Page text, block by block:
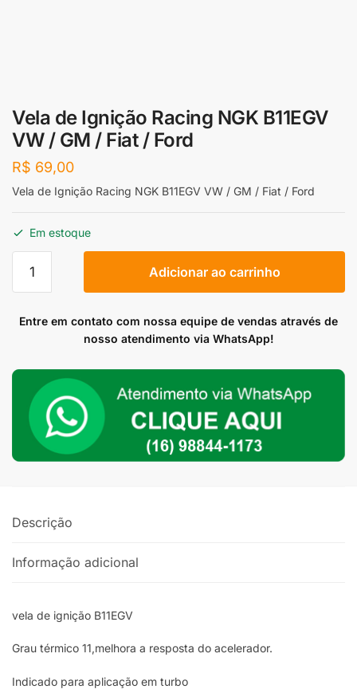
Vela de Ignição Racing NGK B11EGV
VW / GM / Fiat / Ford
R$ 69,00
Vela de Ignição Racing NGK B11EGV VW / GM / Fiat / Ford
Em estoque
Racing
VW
GM
Adicionar ao carrinho
Entre em contato com nossa equipe de vendas através de
nosso atendimento via WhatsApp!
Descrição
Informação adicional
vela de ignição B11EGV
Grau térmico 11,melhora a resposta do acelerador.
Indicado para aplicação em turbo